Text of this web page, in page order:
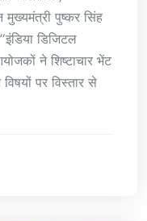
पुष्कर सिंह
डिजिटल
ने शिष्टाचार भेंट
पर विस्तार से